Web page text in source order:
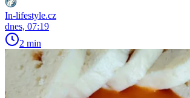
In-lifestyle.cz
dnes, 07:19
2 min